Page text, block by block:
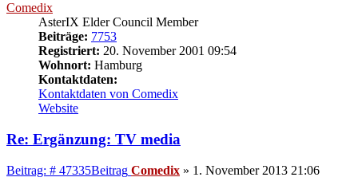
Comedix
AsterIX Elder Council Member
Beiträge: 7753
Registriert: 20. November 2001 09:54
Wohnort: Hamburg
Kontaktdaten:
Kontaktdaten von Comedix
Website
Re: Ergänzung: TV media
Beitrag: # 47335Beitrag Comedix » 1. November 2013 21:06